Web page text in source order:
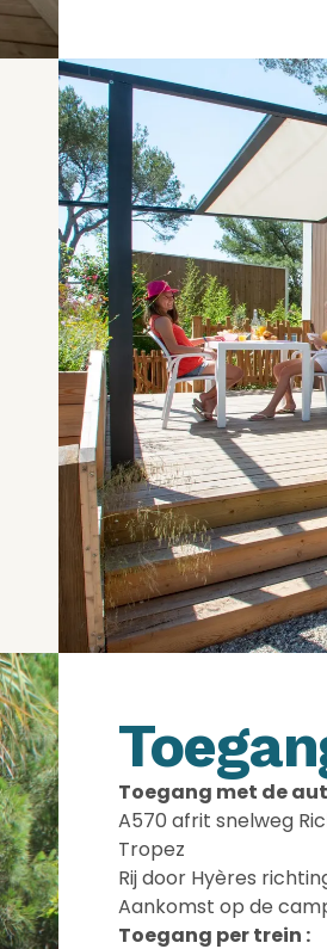
Toegang met de
A570 afrit snelweg
Tropez
Rij door Hyères
Aankomst op de
Toegang per trein :